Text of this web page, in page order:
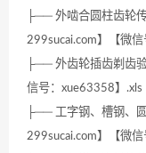
├── 外啮合圆柱齿轮
299sucai.com】【微
├── 外齿轮插齿剃齿
信号：xue63358】.xls
├── 工字钢、槽钢、
299sucai.com】【微